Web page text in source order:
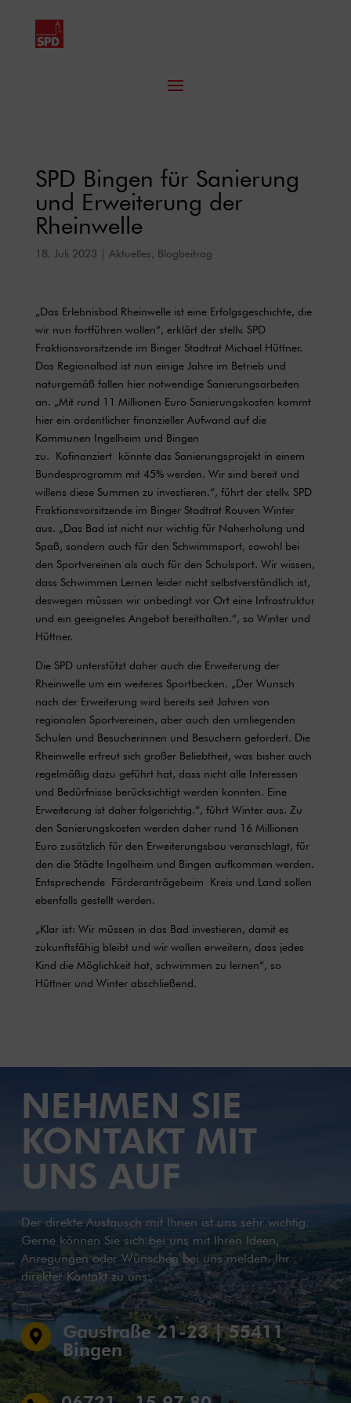
SPD Bingen für Sanierung
und Erweiterung der
Rheinwelle
18. Juli 2023 Aktuelles, Blogbeitrag
„Das Erlebnisbad Rheinwelle ist eine Erfolgsgeschichte, die
wir nun fortführen wollen“, erklärt der stellv. SPD
Fraktionsvorsitzende im Binger Stadtrat Michael Hüttner.
Das Regionalbad ist nun einige Jahre im Betrieb und
naturgemäß fallen hier notwendige Sanierungsarbeiten
an. „Mit rund 11 Millionen Euro Sanierungskosten kommt
hier ein ordentlicher finanzieller Aufwand auf die
Kommunen Ingelheim und Bingen
zu. Kofinanziert könnte das Sanierungsprojekt in einem
Bundesprogramm mit 45% werden. Wir sind bereit und
willens diese Summen zu investieren.“, führt der stellv. SPD
Fraktionsvorsitzende im Binger Stadtrat Rouven Winter
aus. „Das Bad ist nicht nur wichtig für Naherholung und
Spaß, sondern auch für den Schwimmsport, sowohl bei
den Sportvereinen als auch für den Schulsport. Wir wissen,
dass Schwimmen Lernen leider nicht selbstverständlich ist,
deswegen müssen wir unbedingt vor Ort eine Infrastruktur
und ein geeignetes Angebot bereithalten.“, so Winter und
Hüttner.
Die SPD unterstützt daher auch die Erweiterung der
Rheinwelle um ein weiteres Sportbecken. „Der Wunsch
nach der Erweiterung wird bereits seit Jahren von
regionalen Sportvereinen, aber auch den umliegenden
Schulen und Besucherinnen und Besuchern gefordert. Die
Rheinwelle erfreut sich großer Beliebtheit, was bisher auch
regelmäßig dazu geführt hat, dass nicht alle Interessen
und Bedürfnisse berücksichtigt werden konnten. Eine
Erweiterung ist daher folgerichtig.“, führt Winter aus. Zu
den Sanierungskosten werden daher rund 16 Millionen
Euro zusätzlich für den Erweiterungsbau veranschlagt, für
den die Städte Ingelheim und Bingen aufkommen werden.
Entsprechende Förderanträgebeim Kreis und Land sollen
ebenfalls gestellt werden.
„Klar ist: Wir müssen in das Bad investieren, damit es
zukunftsfähig bleibt und wir wollen erweitern, dass jedes
Kind die Möglichkeit hat, schwimmen zu lernen“, so
Hüttner und Winter abschließend.
NEHMEN SIE
KONTAKT MIT
UNS AUF
Der direkte Austausch mit Ihnen ist uns sehr wichtig.
Gerne können Sie sich bei uns mit Ihren Ideen,
Anregungen oder Wünschen bei uns melden. Ihr
direkter Kontakt zu uns:

Gaustraße 21-23 | 55411
Bingen